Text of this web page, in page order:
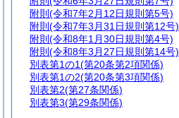
附則 (令和7年2月12日規則第5号)
附則 (令和7年3月31日規則第12号)
附則 (令和8年1月30日規則第4号)
附則 (令和8年3月27日規則第14号)
別表第1の1(第20条第2項関係)
別表第1の2(第20条第3項関係)
別表第2(第27条関係)
別表第3(第29条関係)